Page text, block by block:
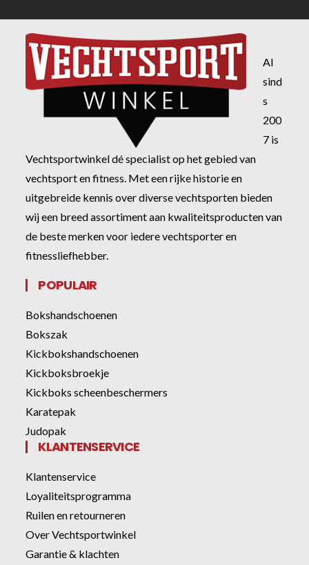
Al
sind
s
200
7 is
Vechtsportwinkel dé specialist op het gebied van
vechtsport en fitness. Met een rijke historie en
uitgebreide kennis over diverse vechtsporten bieden
wij een breed assortiment aan kwaliteitsproducten van
de beste merken voor iedere vechtsporter en
fitnessliefhebber.
POPULAIR
Bokshandschoenen
Bokszak
Kickbokshandschoenen
Kickboksbroekje
Kickboks scheenbeschermers
Karatepak
Judopak
KLANTENSERVICE
Klantenservice
Loyaliteitsprogramma
Ruilen en retourneren
Over Vechtsportwinkel
Garantie & klachten